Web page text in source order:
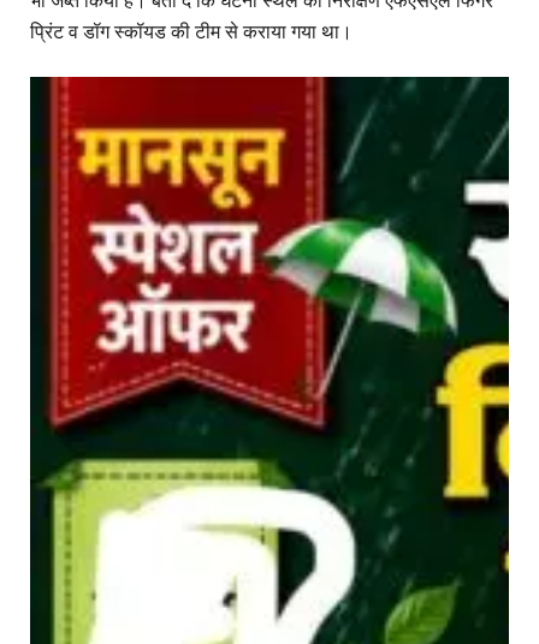
प्रिंट व डॉग स्कॉयड की टीम से कराया गया था।